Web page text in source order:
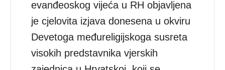
evanđeoskog vijeća u RH objavljena
je cjelovita izjava donesena u okviru
Devetoga međureligijskoga susreta
visokih predstavnika vjerskih